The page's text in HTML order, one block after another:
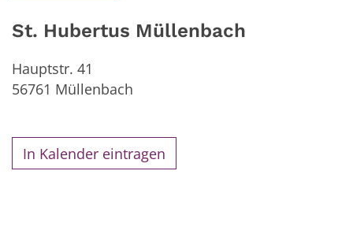
St. Hubertus Müllenbach
Hauptstr. 41
56761 Müllenbach
In Kalender eintragen